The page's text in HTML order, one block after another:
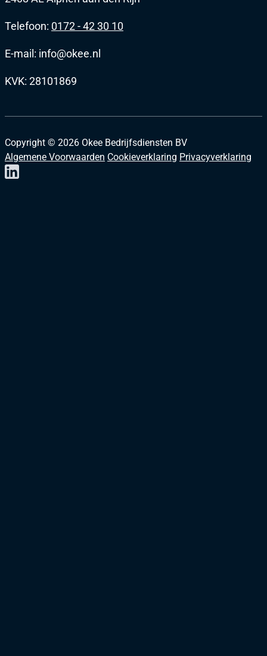
Telefoon: 0172 - 42 30 10
E-mail: info@okee.nl
KVK: 28101869
Copyright © 2026 Okee Bedrijfsdiensten BV
Algemene Voorwaarden Cookieverklaring Privacyverklaring